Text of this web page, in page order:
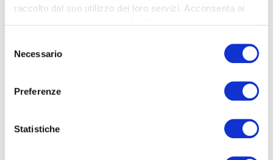
raccolto dal suo utilizzo dei loro servizi. Acconsenta ai
delNecessario
Preferenze
Statistiche